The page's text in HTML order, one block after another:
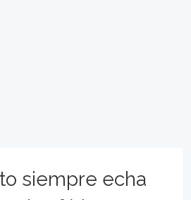
siempre echa